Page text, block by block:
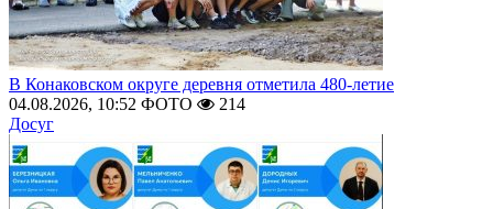
В Конаковском округе деревня отметила 480-летие
04.08.2026, 10:52 ФОТО
214
Досуг